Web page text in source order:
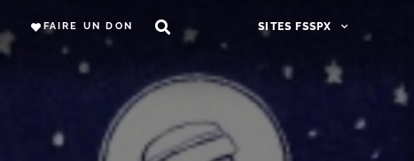
FAIRE UN DON SITES FSSPX